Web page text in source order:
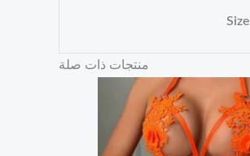
Size
منتجات ذات صلة